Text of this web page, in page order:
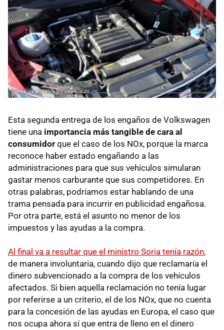
Esta segunda entrega de los engaños de Volkswagen
tiene una importancia más tangible de cara al
consumidor que el caso de los NOx, porque la marca
reconoce haber estado engañando a las
administraciones para que sus vehículos simularan
gastar menos carburante que sus competidores. En
otras palabras, podríamos estar hablando de una
trama pensada para incurrir en publicidad engañosa.
Por otra parte, está el asunto no menor de los
impuestos y las ayudas a la compra.
Al final va a resultar que el ministro Soria tenía razón,
de manera involuntaria, cuando dijo que reclamaría el
dinero subvencionado a la compra de los vehículos
afectados. Si bien aquella reclamación no tenía lugar
por referirse a un criterio, el de los NOx, que no cuenta
para la concesión de las ayudas en Europa, el caso que
nos ocupa ahora sí que entra de lleno en el dinero